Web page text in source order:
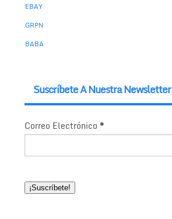
EBAY
GRPN
BABA
Suscríbete A Nuestra Newsletter
Correo Electrónico *